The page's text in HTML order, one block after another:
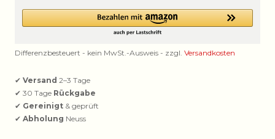
Differenzbesteuert - kein MwSt.-Ausweis - zzgl. Versandkosten
✔ Versand 2–3 Tage
✔ 30 Tage Rückgabe
✔ Gereinigt & geprüft
✔ Abholung Neuss